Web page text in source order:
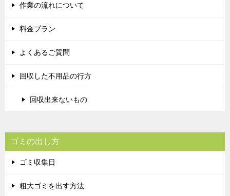
作業の流れについて
料金プラン
よくあるご質問
回収した不用品の行方
回収出来ないもの
ゴミの出し方
ゴミ収集日
粗大ゴミを出す方法